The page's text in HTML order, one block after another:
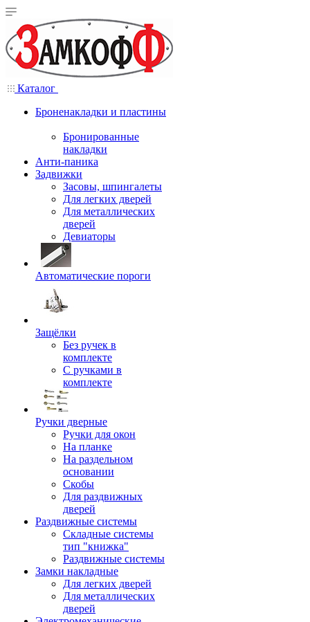
Каталог
Броненакладки и пластины
Бронированные
накладки
Анти-паника
Задвижки
Засовы, шпингалеты
Для легких дверей
Для металлических
дверей
Девиаторы
Автоматические пороги
Защёлки
Без ручек в
комплекте
С ручками в
комплекте
Ручки дверные
Ручки для окон
На планке
На раздельном
основании
Скобы
Для раздвижных
дверей
Раздвижные системы
Складные системы
тип "книжка"
Раздвижные системы
Замки накладные
Для легких дверей
Для металлических
дверей